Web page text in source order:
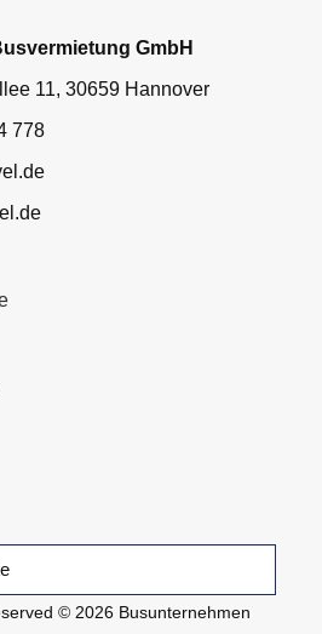
© 2026 Busunternehmen
GmbH
11, 30659 Hannover
778